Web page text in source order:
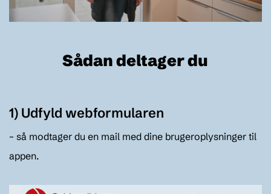
Sådan deltager du
1) Udfyld webformularen
– så modtager du en mail med dine brugeroplysninger til
appen.